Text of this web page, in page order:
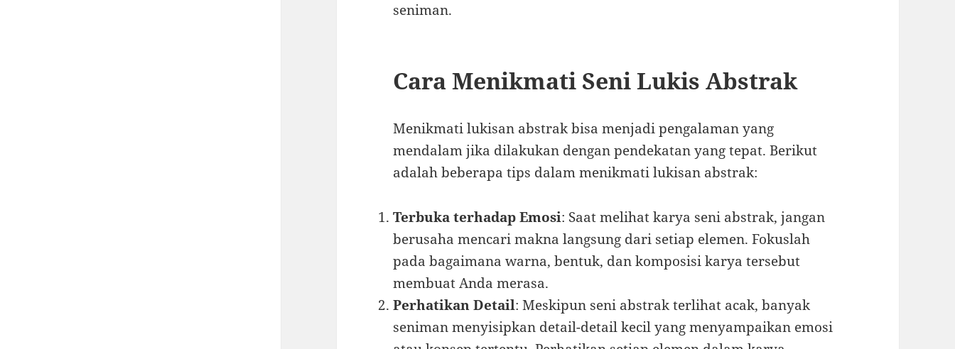
seniman.
Cara Menikmati Seni Lukis Abstrak
Menikmati lukisan abstrak bisa menjadi pengalaman yang
mendalam jika dilakukan dengan pendekatan yang tepat. Berikut
adalah beberapa tips dalam menikmati lukisan abstrak:
Terbuka terhadap Emosi: Saat melihat karya seni abstrak, jangan
berusaha mencari makna langsung dari setiap elemen. Fokuslah
pada bagaimana warna, bentuk, dan komposisi karya tersebut
membuat Anda merasa.
Perhatikan Detail: Meskipun seni abstrak terlihat acak, banyak
seniman menyisipkan detail-detail kecil yang menyampaikan emosi